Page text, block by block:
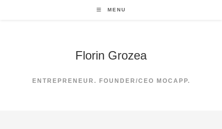
MENU
Florin Grozea
ENTREPRENEUR. FOUNDER/CEO MOCAPP.